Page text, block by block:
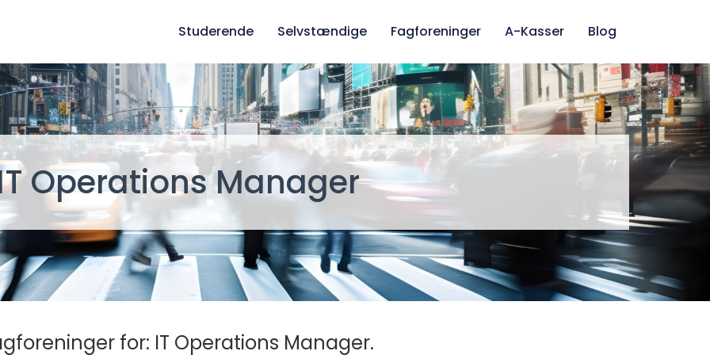
Studerende Selvstændige Fagforeninger A-Kasser Blog
Operations Manager
for: IT Operations Manager.